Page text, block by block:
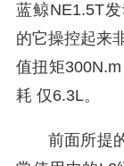
蓝鲸NE1.5T
的它操控起来
值扭矩
耗 仅6.3L。
前面所提